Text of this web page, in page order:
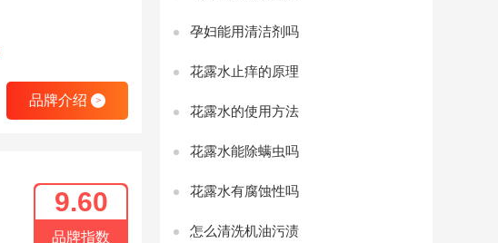
品牌介绍 >
9.60
品牌指数
孕妇能用清洁剂吗
花露水止痒的原理
花露水的使用方法
花露水能除螨虫吗
花露水有腐蚀性吗
怎么清洗机油污渍